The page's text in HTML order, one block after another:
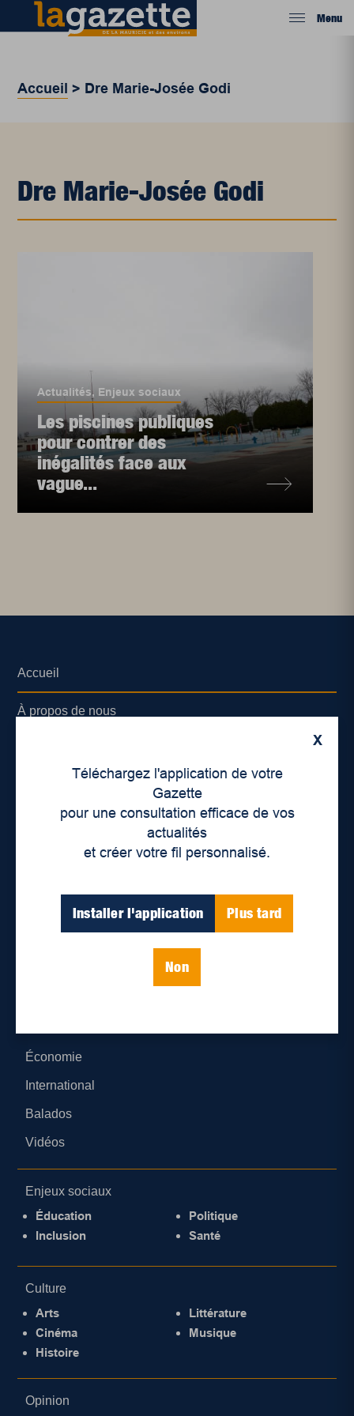
Menu
Accueil > Dre Marie-Josée Godi
Dre Marie-Josée Godi
Actualités, Enjeux sociaux
Les piscines publiques
pour contrer des
inégalités face aux
vague...
X
Téléchargez l'application de votre
Gazette
pour une consultation efficace de vos
actualités
et créer votre fil personnalisé.
Installer l'application Plus tard
Non
Accueil
À propos de nous
Lieux de distribution
Économie
International
Balados
Vidéos
Enjeux sociaux
Éducation
Inclusion
Politique
Santé
Culture
Arts
Cinéma
Histoire
Littérature
Musique
Opinion